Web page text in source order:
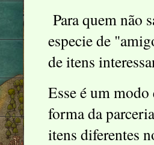
Para quem não
especie de
de itens
Esse é um
forma da
itens diferentes